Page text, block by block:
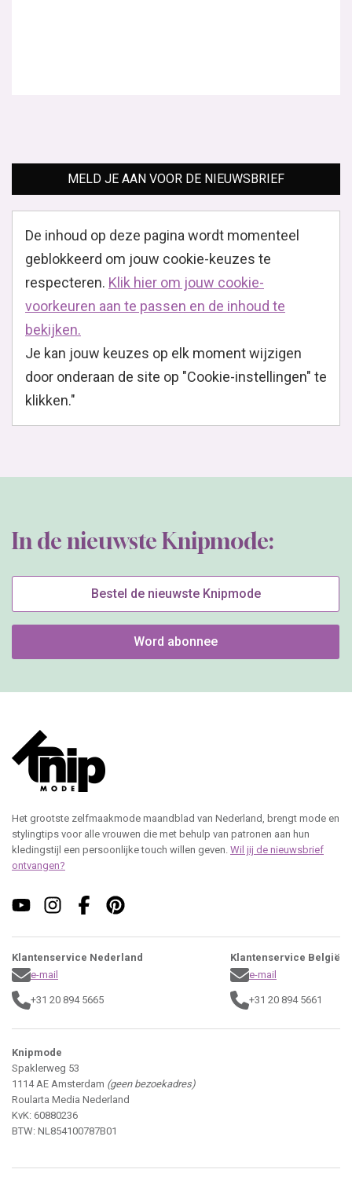
MELD JE AAN VOOR DE NIEUWSBRIEF
De inhoud op deze pagina wordt momenteel
geblokkeerd om jouw cookie-keuzes te
respecteren. Klik hier om jouw cookie-
voorkeuren aan te passen en de inhoud te
bekijken.
Je kan jouw keuzes op elk moment wijzigen
door onderaan de site op "Cookie-instellingen" te
klikken."
In de nieuwste Knipmode:
Bestel de nieuwste Knipmode
Word abonnee
Het grootste zelfmaakmode maandblad van Nederland, brengt mode en
stylingtips voor alle vrouwen die met behulp van patronen aan hun
kledingstijl een persoonlijke touch willen geven. Wil jij de nieuwsbrief
ontvangen?
Klantenservice Nederland
e-mail
+31 20 894 5665
Klantenservice België
e-mail
+31 20 894 5661
Knipmode
Spaklerweg 53
1114 AE Amsterdam (geen bezoekadres)
Roularta Media Nederland
KvK: 60880236
BTW: NL854100787B01